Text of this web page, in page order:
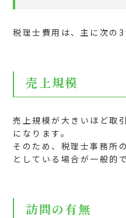
税理士費用は、主に次の3
売上規模
売上規模が大きいほど取
になります。
そのため、税理士事務所
としている場合が一般的で
訪問の有無